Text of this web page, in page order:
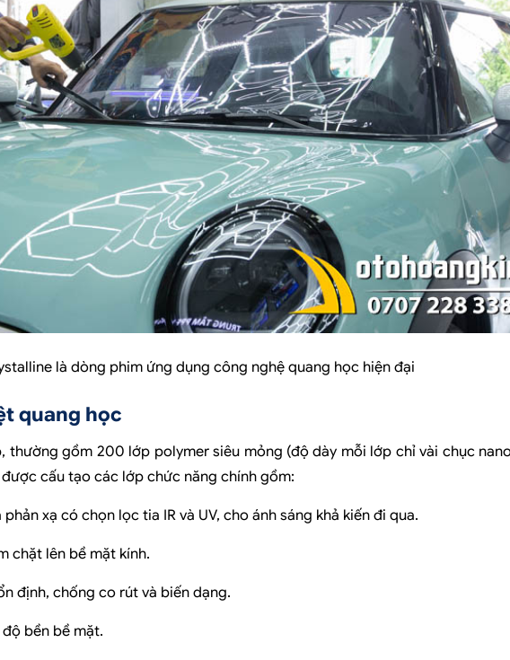
là dòng phim ứng dụng công nghệ quang học hiện đại
quang học
gồm 200 lớp polymer siêu mỏng (độ dày mỗi lớp chỉ vài chục
cấu tạo các lớp chức năng chính gồm:
phản xạ có chọn lọc tia IR và UV, cho ánh sáng khả kiến đi qua.
chặt lên bề mặt kính.
định, chống co rút và biến dạng.
bền bề mặt.